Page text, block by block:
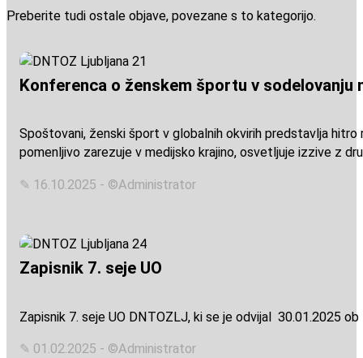
Preberite tudi ostale objave, povezane s to kategorijo.
Konferenca o ženskem športu v sodelovanju
Spoštovani, ženski šport v globalnih okvirih predstavlja
pomenljivo zarezuje v medijsko krajino, osvetljuje izzive z
✎ 16.10.2025 - ©Administrator
Zapisnik 7. seje UO
Zapisnik 7. seje UO DNTOZLJ, ki se je odvijal 30.01.2025
✎ 01.02.2025 - ©Administrator